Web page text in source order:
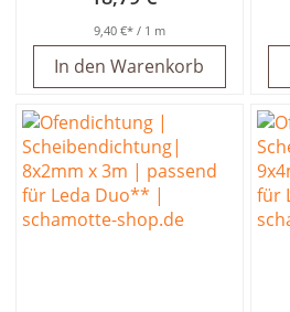
9,40 € / 1 m
In den Warenkorb